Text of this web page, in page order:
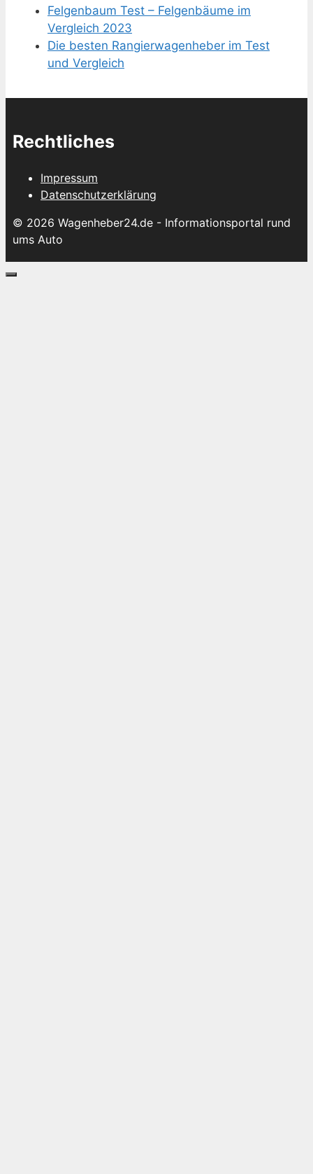
Felgenbaum Test – Felgenbäume im
Vergleich 2023
Die besten Rangierwagenheber im Test
und Vergleich
Rechtliches
Impressum
Datenschutzerklärung
© 2026 Wagenheber24.de - Informationsportal rund
ums Auto
Schließen